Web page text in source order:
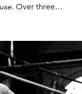
. Over three
beauty of
went.